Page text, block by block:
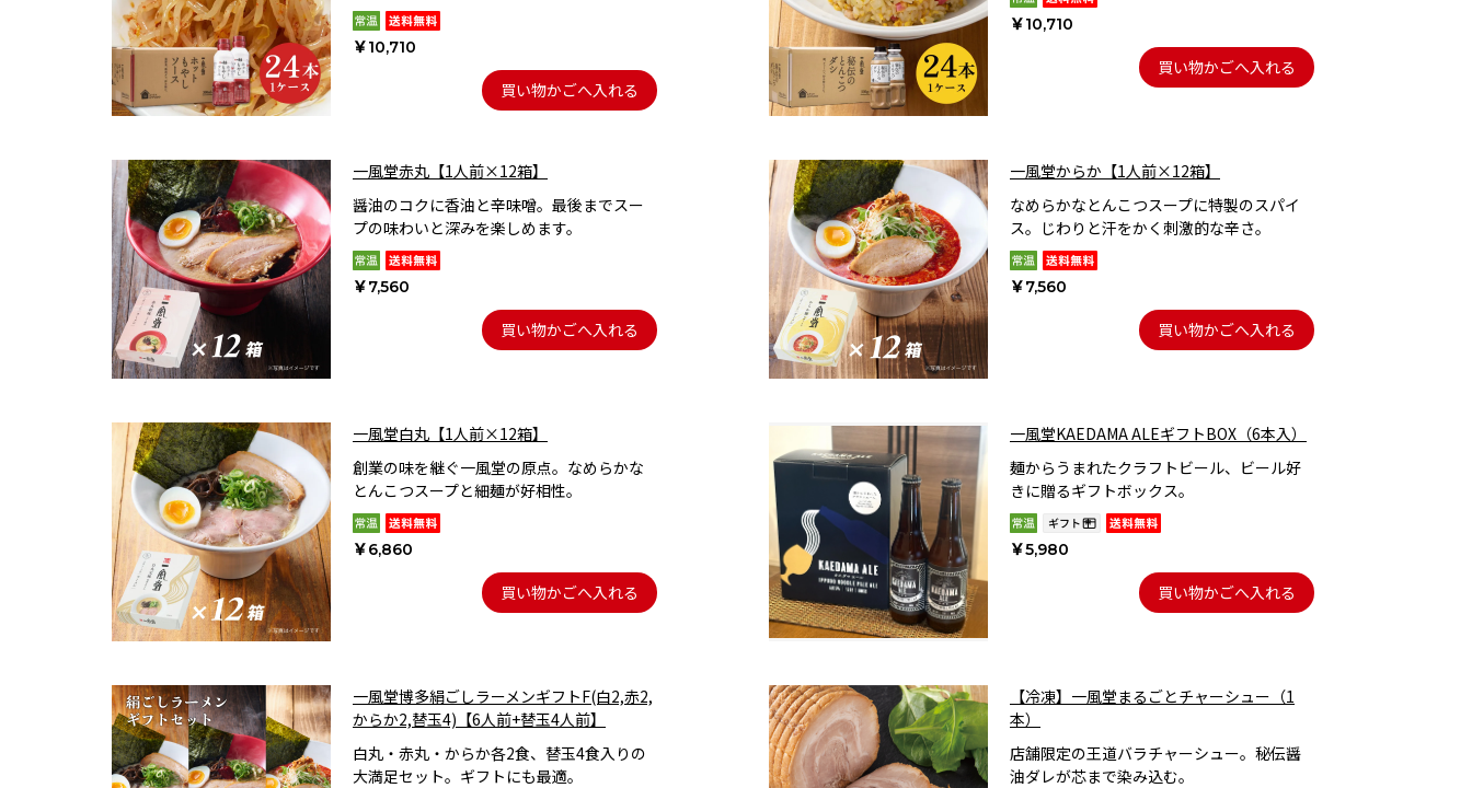
￥10,710
買い物かごへ入れる
￥10,710
買い物かごへ入れる
一風堂赤丸【1人前×12箱】
醤油のコクに香油と辛味噌。最後までスー
プの味わいと深みを楽しめます。
￥7,560
買い物かごへ入れる
一風堂からか【1人前×12箱】
なめらかなとんこつスープに特製のスパイ
ス。じわりと汗をかく刺激的な辛さ。
￥7,560
買い物かごへ入れる
一風堂白丸【1人前×12箱】
創業の味を継ぐ一風堂の原点。なめらかな
とんこつスープと細麺が好相性。
￥6,860
買い物かごへ入れる
一風堂KAEDAMA ALEギフトBOX（6本入）
麺からうまれたクラフトビール、ビール好
きに贈るギフトボックス。
￥5,980
買い物かごへ入れる
一風堂博多絹ごしラーメンギフトF(白2,赤2,
からか2,替玉4)【6人前+替玉4人前】
白丸・赤丸・からか各2食、替玉4食入りの
大満足セット。ギフトにも最適。
【冷凍】一風堂まるごとチャーシュー（1
本）
店舗限定の王道バラチャーシュー。秘伝醤
油ダレが芯まで染み込む。